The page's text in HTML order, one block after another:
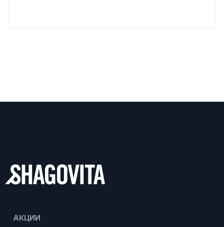
АКЦИИ